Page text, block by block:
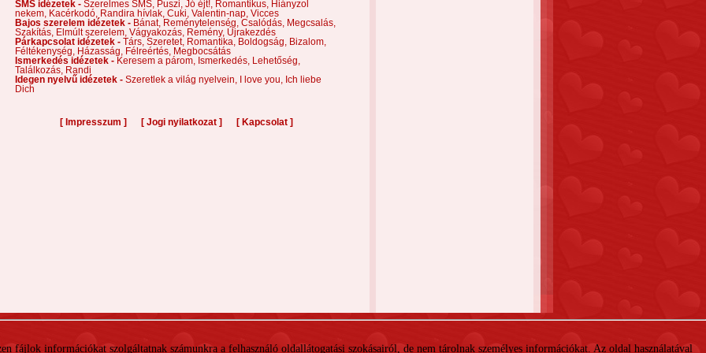
SMS idézetek - Szerelmes SMS, Puszi, Jó éjt!, Romantikus,
Hiányzol
nekem,
Kacérkodó, Randira hívlak, Cuki, Valentin-nap, Vicces
Bajos szerelem idézetek - Bánat, Reménytelenség, Csalódás,
Megcsalás,
Szakítás,
Elmúlt szerelem, Vágyakozás, Remény, Újrakezdés
Párkapcsolat idézetek - Társ, Szeretet, Romantika, Boldogság,
Bizalom,
Féltékenység,
Házasság, Félreértés,
Megbocsátás
Ismerkedés idézetek - Keresem a párom, Ismerkedés,
Lehetőség,
Találkozás,
Randi
Idegen nyelvű idézetek - Szeretlek a világ nyelvein, I love you,
Ich liebe
Dich
[ Impresszum ] [ Jogi nyilatkozat ] [ Kapcsolat ]
fájlok információkat szolgáltatnak számunkra a felhasználó oldallátogatási szokásairól, de nem tárolnak személyes információkat. Az oldal használatával